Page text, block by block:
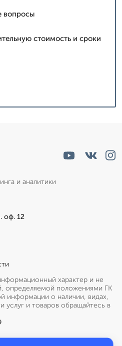
вопросы
стоимость и сроки
и аналитики
оф. 12
характер и не
определяемой положениями ГК
информации о наличии, видах,
услуг и товаров обращайтесь в